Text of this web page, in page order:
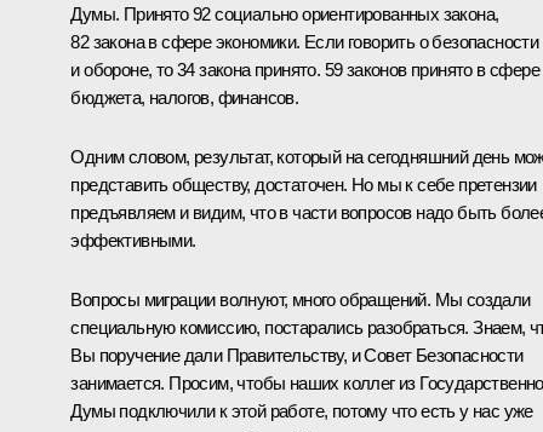
Думы. Принято 92 социально ориентированных закона,
82 закона в сфере экономики. Если говорить о безопасности
и обороне, то 34 закона принято. 59 законов принято в сфере
бюджета, налогов, финансов.
Одним словом, результат, который на сегодняшний день
представить обществу, достаточен. Но мы к себе претензии
предъявляем и видим, что в части вопросов надо быть
эффективными.
Вопросы миграции волнуют, много обращений. Мы создали
специальную комиссию, постарались разобраться. Знаем,
Вы поручение дали Правительству, и Совет Безопасности
занимается. Просим, чтобы наших коллег из
Думы подключили к этой работе, потому что есть у нас уже